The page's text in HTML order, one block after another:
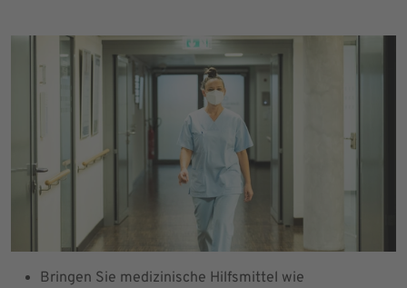
Bringen Sie medizinische Hilfsmittel wie